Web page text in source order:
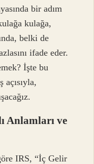
bir adım
kulağa,
belki de
ifade eder.
İşte bu
açısıyla,
Anlamları ve
IRS, “İç Gelir